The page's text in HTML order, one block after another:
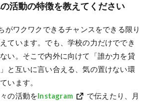
活動の特徴を教えてください
がワクワクできるチャンスをできる限り
ています。でも、学校の力だけででき
い。そこで内外に向けて「誰か力を貸
と互いに言い合える、気の置けない環
います。
の活動をInstagram
で伝えたり、月